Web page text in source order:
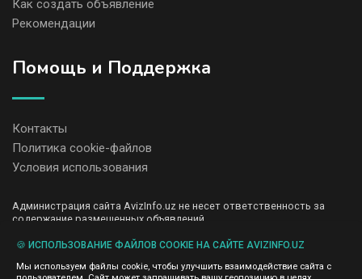
Как создать объявление
Рекомендации
Помощь и Поддержка
Контакты
Политика cookie-файлов
Условия использования
Администрация сайта AvizInfo.uz не несет ответственность за
содержание размещенных объявлений.
передаем и не продаем личную информацию зарегистрированных
правила конфиденциальности сайтов на которые ссылается
🍪 ИСПОЛЬЗОВАНИЕ ФАЙЛОВ COOKIE НА САЙТЕ AVIZINFO.UZ
Мы используем файлы cookie, чтобы улучшить взаимодействие сайта с